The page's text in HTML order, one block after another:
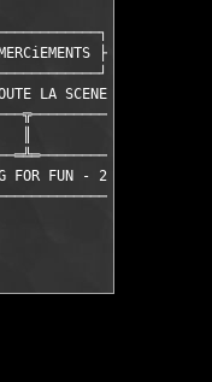
LA SCENE FRANCAiSE
FOR FUN - 22/03/2002 │